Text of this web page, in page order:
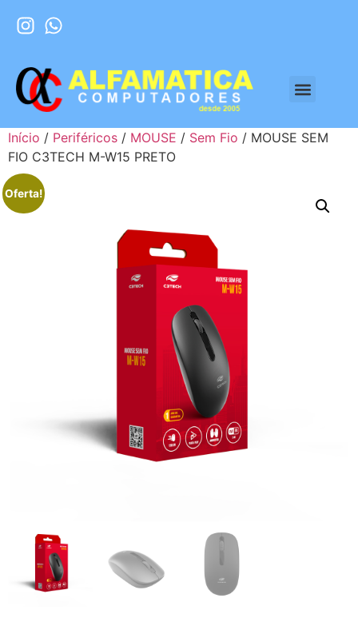
Início / Periféricos / MOUSE / Sem Fio / MOUSE SEM
FIO C3TECH M-W15 PRETO
Oferta!